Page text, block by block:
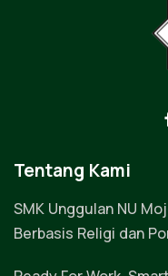
Tentang Kami
SMK Unggulan NU
Berbasis Religi dan